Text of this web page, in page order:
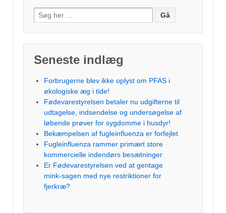
Søg
efter:
Seneste indlæg
Forbrugerne blev ikke oplyst om PFAS i
økologiske æg i tide!
Fødevarestyrelsen betaler nu udgifterne til
udtagelse, indsendelse og undersøgelse af
løbende prøver for sygdomme i husdyr!
Bekæmpelsen af fugleinfluenza er forfejlet
Fugleinfluenza rammer primært store
kommercielle indendørs besætninger
Er Fødevarestyrelsen ved at gentage
mink-sagen med nye restriktioner for
fjerkræ?